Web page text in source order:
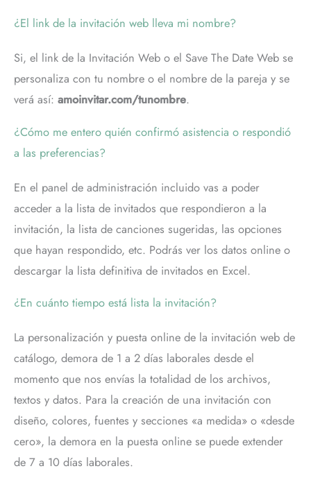
¿El link de la invitación web lleva mi nombre?
Si, el link de la Invitación Web o el Save The Date Web se
personaliza con tu nombre o el nombre de la pareja y se
verá así: amoinvitar.com/tunombre.
¿Cómo me entero quién confirmó asistencia o respondió
a las preferencias?
En el panel de administración incluido vas a poder
acceder a la lista de invitados que respondieron a la
invitación, la lista de canciones sugeridas, las opciones
que hayan respondido, etc. Podrás ver los datos online o
descargar la lista definitiva de invitados en Excel.
¿En cuánto tiempo está lista la invitación?
La personalización y puesta online de la invitación web de
catálogo, demora de 1 a 2 días laborales desde el
momento que nos envías la totalidad de los archivos,
textos y datos. Para la creación de una invitación con
diseño, colores, fuentes y secciones «a medida» o «desde
cero», la demora en la puesta online se puede extender
de 7 a 10 días laborales.